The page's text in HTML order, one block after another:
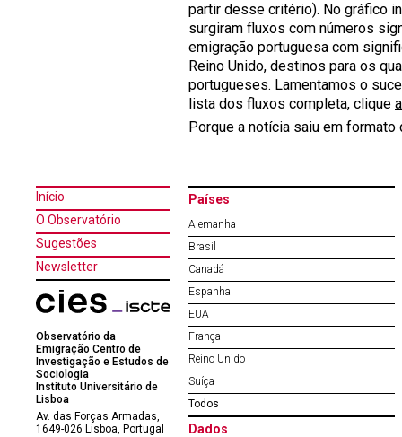
partir desse critério). No gráfico
surgiram fluxos com números
emigração portuguesa com
Reino Unido, destinos para os
portugueses. Lamentamos o
lista dos fluxos completa, clique
Porque a notícia saiu em
Início
O Observatório
Sugestões
Newsletter
Observatório da
Emigração Centro de
Investigação e Estudos de
Sociologia
Instituto Universitário de
Lisboa
Av. das Forças Armadas,
1649-026 Lisboa, Portugal
Países
Alemanha
Brasil
Canadá
Espanha
EUA
França
Reino Unido
Suíça
Todos
Dados